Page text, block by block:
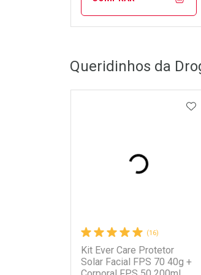
Laboratório
Ativar Desconto
Por Menos
Queridinhos da
(16)
Kit Ever Care Protetor
Solar Facial FPS 70 40g +